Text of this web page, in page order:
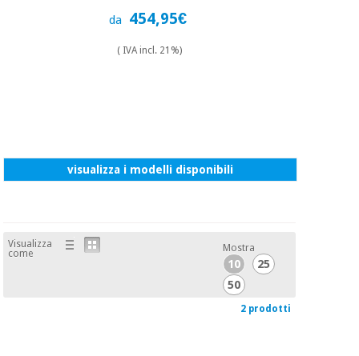
da 454,95€
( IVA incl. 21%)
visualizza i modelli disponibili
Visualizza
come
Mostra
10
25
50
2 prodotti